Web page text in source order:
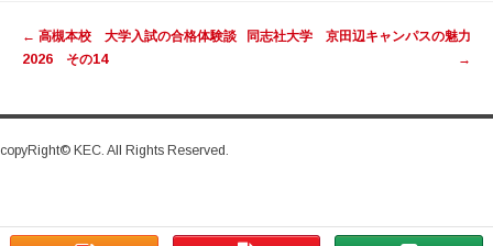
← 高槻本校 大学入試の合格体験談
2026 その14
同志社大学 京田辺キャンパスの魅力
→
copyRight© KEC. All Rights Reserved.